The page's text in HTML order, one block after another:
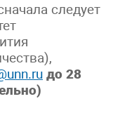
следует
до 28